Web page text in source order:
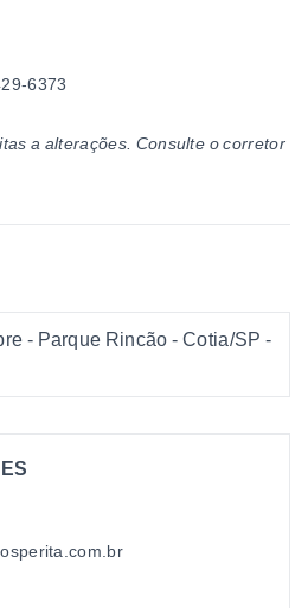
6373
a alterações. Consulte o corretor
- Parque Rincão - Cotia/SP -